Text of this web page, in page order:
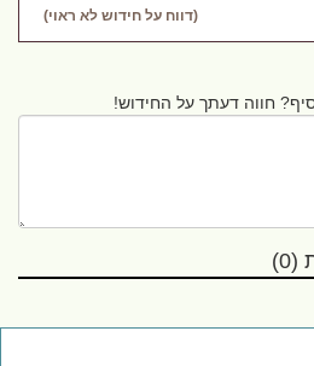
(דווח על חידוש לא ראוי)
חווה דעתך על החידוש!